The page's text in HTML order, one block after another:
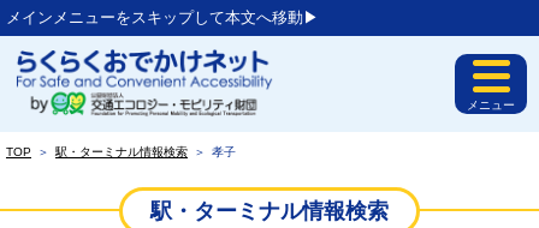
メインメニューをスキップして本文へ移動▶︎
メニュー
TOP ＞ 駅・ターミナル情報検索 ＞ 孝子
駅・ターミナル情報検索